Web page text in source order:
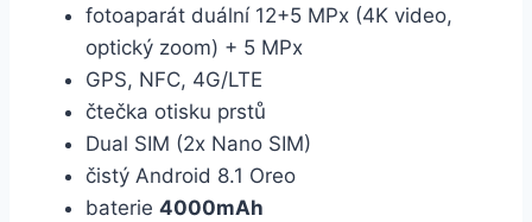
fotoaparát duální 12+5 MPx (4K video,
optický zoom) + 5 MPx
GPS, NFC, 4G/LTE
čtečka otisku prstů
Dual SIM (2x Nano SIM)
čistý Android 8.1 Oreo
baterie 4000mAh